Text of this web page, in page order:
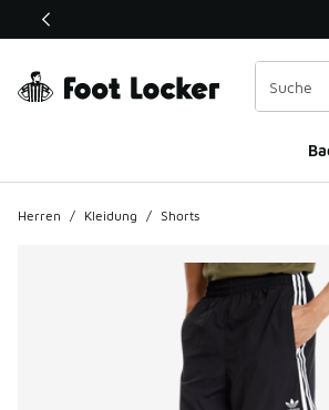
Dieser Link öffnet sich in einem neuen
Herren / Kleidung / Shorts